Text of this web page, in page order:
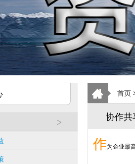
首页
协作共
作为企业最